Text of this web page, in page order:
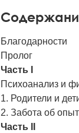
Благодарности
Пролог
Часть I
Психоанализ и
1. Родители и
2. Забота об
Часть II